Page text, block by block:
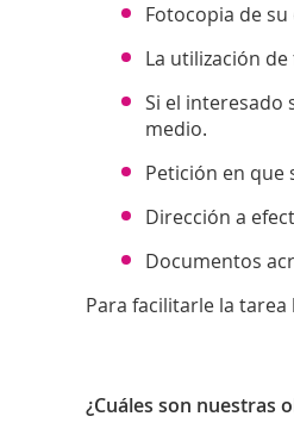
Fotocopia de
La utilización
Si el interesado
medio.
Petición en que
Dirección a
Documentos
Para facilitarle la
¿Cuáles son nuestras